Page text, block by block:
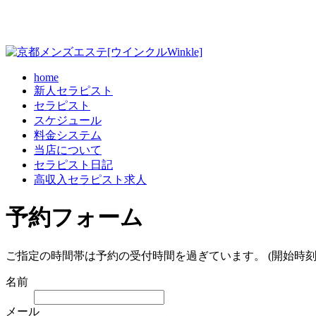
home
新人セラピスト
セラピスト
スケジュール
料金システム
当店について
セラピスト日記
高収入セラピスト求人
予約フォーム
ご指定の時間帯は予約の受付時間を過ぎています。 (開始時
名前
メール